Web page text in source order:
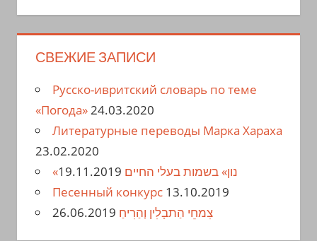
СВЕЖИЕ ЗАПИСИ
Русско-ивритский словарь по теме
«Погода»24.03.2020
Литературные переводы Марка Хараха
23.02.2020
«נון» בשמות בעלי החיים 19.11.2019
Песенный конкурс 13.10.2019
צִמחֵי הַתבָלִין וְהַרִיחַ 26.06.2019